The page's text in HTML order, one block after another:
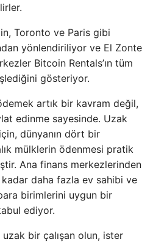
Toronto ve Paris gibi
yönlendiriliyor ve El Zonte
Bitcoin Rentals’ın tüm
gösteriyor.
artık bir kavram değil,
edinme sayesinde. Uzak
dünyanın dört bir
mülklerin ödenmesi pratik
Ana finans merkezlerinden
kadar daha fazla ev sahibi ve
birimlerini uygun bir
ediyor.
bir çalışan olun, ister